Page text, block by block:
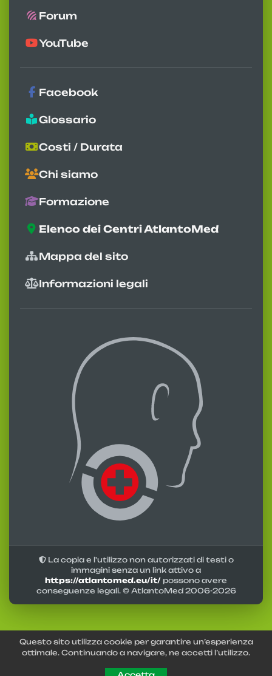
Forum
YouTube
Facebook
Glossario
Costi / Durata
Chi siamo
Formazione
Elenco dei Centri AtlantoMed
Mappa del sito
Informazioni legali
La copia e l'utilizzo non autorizzati di testi o
immagini senza un link attivo a
https://atlantomed.eu/it/ possono avere
conseguenze legali. © AtlantoMed 2006-2026
Questo sito utilizza cookie per garantire un’esperienza
ottimale. Continuando a navigare, ne accetti l’utilizzo.